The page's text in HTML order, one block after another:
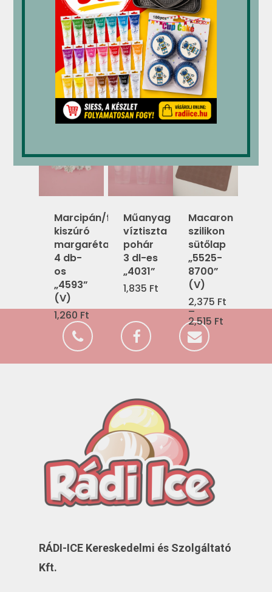
Önmagában nem fogyasztandó.
Kapcsolódó termékek
Marcipán/fondant
kiszúró
margaréta
4 db-
os
„4593”
(V)
1,260 Ft
Műanyag
víztiszta
pohár
3 dl-es
„4031”
1,835 Ft
Macaron
szilikon
sütőlap
„5525-
8700”
(V)
2,375 Ft
–
2,515 Ft
Ártartomány:
2,375 Ft
-
RÁDI-ICE Kereskedelmi és Szolgáltató
Kft.